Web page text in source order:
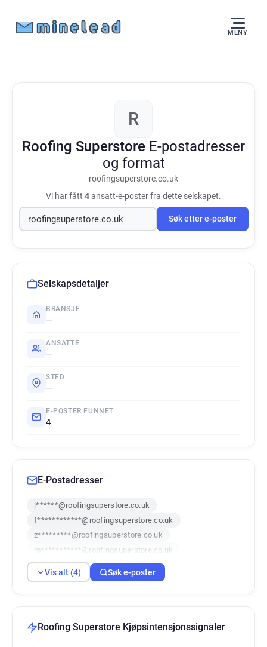
MENY
R
Roofing Superstore E-postadresser
og format
roofingsuperstore.co.uk
Vi har fått 4ansatt-e-poster fra dette selskapet.
Søk etter e-poster
Selskapsdetaljer
BRANSJE
—
ANSATTE
—
STED
—
E-POSTER FUNNET
4
E-Postadresser
l******@roofingsuperstore.co.uk
f************@roofingsuperstore.co.uk
z*********@roofingsuperstore.co.uk
m***********@roofingsuperstore.co.uk
Vis alt (4) Søk e-poster
Roofing Superstore Kjøpsintensjonssignaler